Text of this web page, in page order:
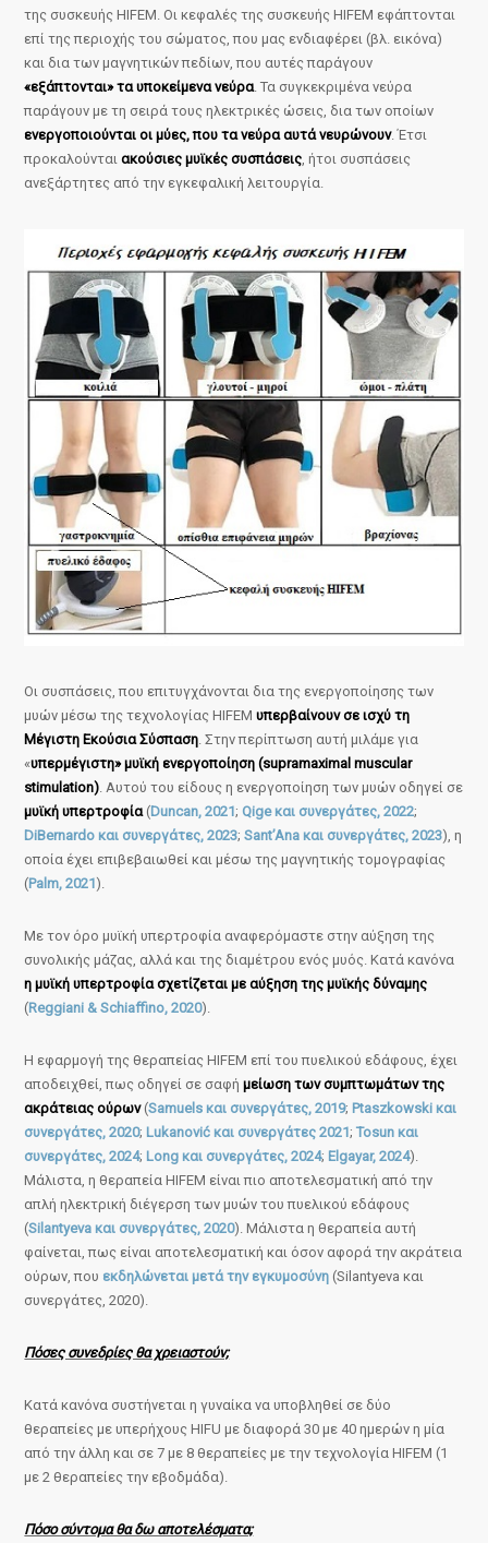
της συσκευής HIFEM. Οι κεφαλές της συσκευής HIFEM εφάπτονται
επί της περιοχής του σώματος, που μας ενδιαφέρει (βλ. εικόνα)
και δια των μαγνητικών πεδίων, που αυτές παράγουν
«εξάπτονται» τα υποκείμενα νεύρα. Τα συγκεκριμένα νεύρα
παράγουν με τη σειρά τους ηλεκτρικές ώσεις, δια των οποίων
ενεργοποιούνται οι μύες, που τα νεύρα αυτά νευρώνουν. Έτσι
προκαλούνταιακούσιες μυϊκές συσπάσεις , ήτοι συσπάσεις
ανεξάρτητες από την εγκεφαλική λειτουργία.
Οι συσπάσεις, που επιτυγχάνονται δια της ενεργοποίησης των
μυών μέσω της τεχνολογίας HIFEMυπερβαίνουν σε ισχύ τη
Μέγιστη Εκούσια Σύσπαση . Στην περίπτωση αυτή μιλάμε για
«υπερμέγιστη» μυϊκή ενεργοποίηση (supramaximal muscular
stimulation) . Αυτού του είδους η ενεργοποίηση των μυών οδηγεί σε
μυϊκή υπερτροφία(Duncan, 2021;Qige και συνεργάτες, 2022;
DiBernardo και συνεργάτες, 2023;Sant’Ana και συνεργάτες, 2023), η
οποία έχει επιβεβαιωθεί και μέσω της μαγνητικής τομογραφίας
(Palm, 2021).
Με τον όρο μυϊκή υπερτροφία αναφερόμαστε στην αύξηση της
συνολικής μάζας, αλλά και της διαμέτρου ενός μυός. Κατά κανόνα
η μυϊκή υπερτροφία σχετίζεται με αύξηση της μυϊκής δύναμης
(Reggiani & Schiaffino, 2020).
Η εφαρμογή της θεραπείας HIFEM επί του πυελικού εδάφους, έχει
αποδειχθεί, πως οδηγεί σε σαφήμείωση των συμπτωμάτων της
ακράτειας ούρων(Samuels και συνεργάτες, 2019;Ptaszkowski και
συνεργάτες, 2020;Lukanović και συνεργάτες 2021;Tosun και
συνεργάτες, 2024;Long και συνεργάτες, 2024;Elgayar, 2024).
Μάλιστα, η θεραπεία HIFEM είναι πιο αποτελεσματική από την
απλή ηλεκτρική διέγερση των μυών του πυελικού εδάφους
(Silantyeva και συνεργάτες, 2020). Μάλιστα η θεραπεία αυτή
φαίνεται, πως είναι αποτελεσματική και όσον αφορά την ακράτεια
ούρων, που εκδηλώνεται μετά την εγκυμοσύνη (Silantyeva και
συνεργάτες, 2020).
Πόσες συνεδρίες θα χρειαστούν;
Κατά κανόνα συστήνεται η γυναίκα να υποβληθεί σε δύο
θεραπείες με υπερήχους HIFU με διαφορά 30 με 40 ημερών η μία
από την άλλη και σε 7 με 8 θεραπείες με την τεχνολογία HIFEM (1
με 2 θεραπείες την εβοδμάδα).
Πόσο σύντομα θα δω αποτελέσματα;